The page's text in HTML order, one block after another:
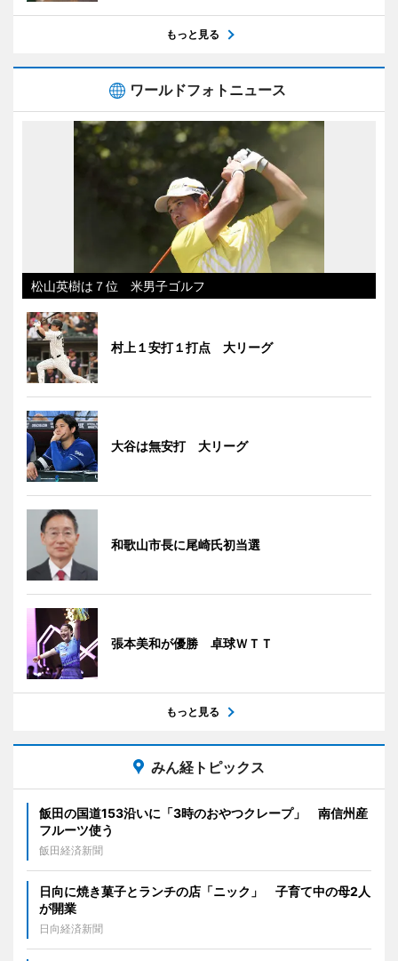
もっと見る
ワールドフォトニュース
松山英樹は７位 米男子ゴルフ
村上１安打１打点 大リーグ
大谷は無安打 大リーグ
和歌山市長に尾崎氏初当選
張本美和が優勝 卓球ＷＴＴ
もっと見る
みん経トピックス
飯田の国道153沿いに「3時のおやつクレープ」 南信州産
フルーツ使う
飯田経済新聞
日向に焼き菓子とランチの店「ニック」 子育て中の母2人
が開業
日向経済新聞